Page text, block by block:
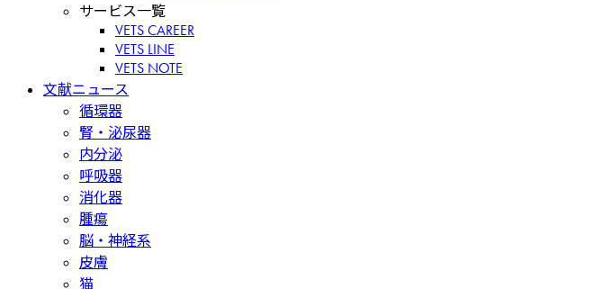
サービス一覧
VETS CAREER
VETS LINE
VETS NOTE
文献ニュース
循環器
腎・泌尿器
内分泌
呼吸器
消化器
腫瘍
脳・神経系
皮膚
猫